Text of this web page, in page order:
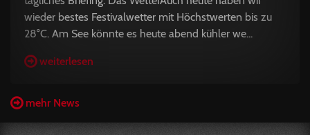
wieder bestes Festivalwetter mit Höchstwerten bis zu
28°C. Am See könnte es heute abend kühler we...
weiterlesen
mehr News